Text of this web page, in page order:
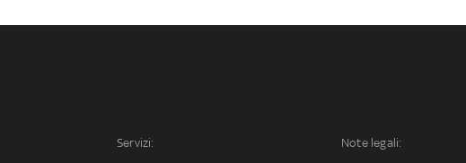
Servizi: Note legali: